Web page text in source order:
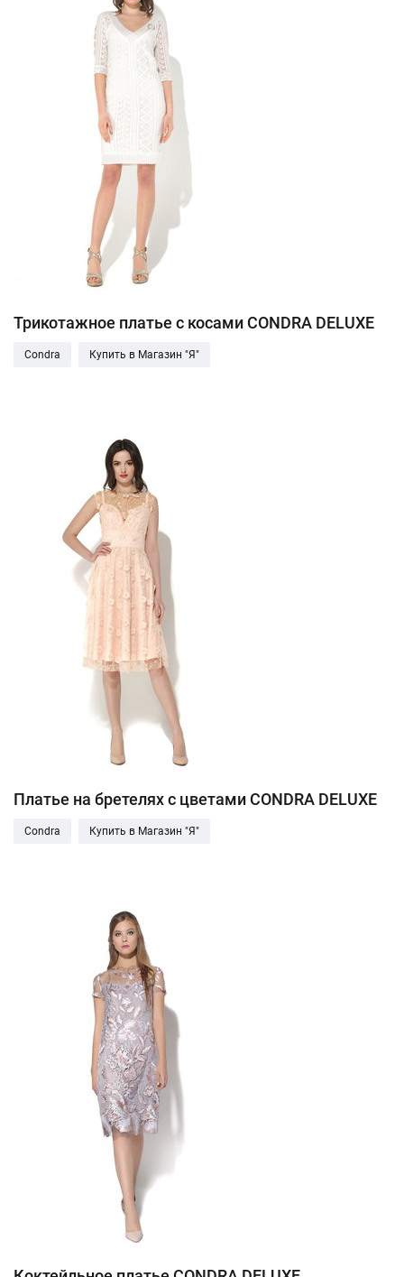
Трикотажное платье с косами CONDRA DELUXE
Condra Купить в Магазин "Я"
Платье на бретелях с цветами CONDRA DELUXE
Condra Купить в Магазин "Я"